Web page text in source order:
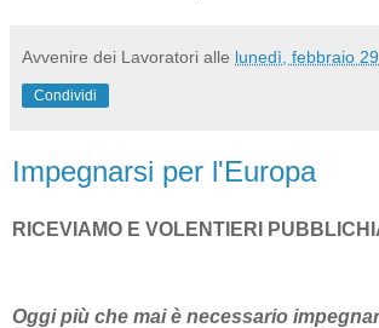
Avvenire dei Lavoratori alle lunedì, febbraio
Condividi
Impegnarsi per l'Europa
RICEVIAMO E VOLENTIERI
Oggi più che mai è necessario